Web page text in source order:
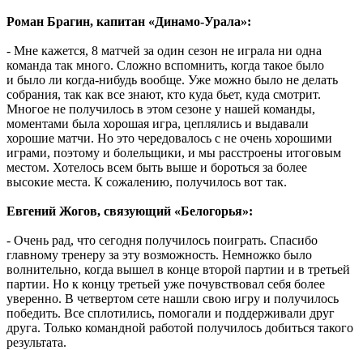
Роман Брагин, капитан «Динамо-Урала»:
- Мне кажется, 8 матчей за один сезон не играла ни одна
команда так много. Сложно вспомнить, когда такое было
и было ли когда-нибудь вообще. Уже можно было не делать
собрания, так как все знают, кто куда бьет, куда смотрит.
Многое не получилось в этом сезоне у нашей команды,
моментами была хорошая игра, цеплялись и выдавали
хорошие матчи. Но это чередовалось с не очень хорошими
играми, поэтому и болельщики, и мы расстроены итоговым
местом. Хотелось всем быть выше и бороться за более
высокие места. К сожалению, получилось вот так.
Евгений Жогов, связующий «Белогорья»:
- Очень рад, что сегодня получилось поиграть. Спасибо
главному тренеру за эту возможность. Немножко было
волнительно, когда вышел в конце второй партии и в третьей
партии. Но к концу третьей уже почувствовал себя более
уверенно. В четвертом сете нашли свою игру и получилось
победить. Все сплотились, помогали и поддерживали друг
друга. Только командной работой получилось добиться такого
результата.